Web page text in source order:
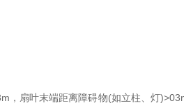
，扇叶末端距离障碍物(如立柱、灯